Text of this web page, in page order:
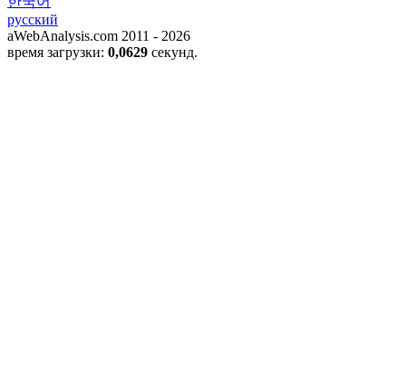
русский
aWebAnalysis.com 2011 - 2026
время загрузки: 0,0629 секунд.